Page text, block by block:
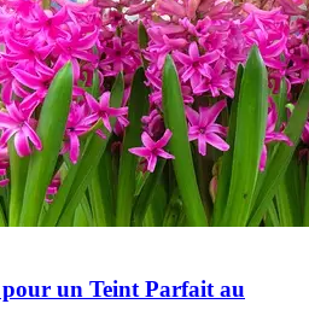
pour un Teint Parfait au